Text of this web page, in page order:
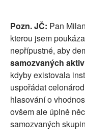
Pozn. JČ: Pan
kterou jsem
nepřípustné, aby
samozvaných
kdyby existovala
uspořádat
hlasování o
ovšem ale úplně
samozvaných